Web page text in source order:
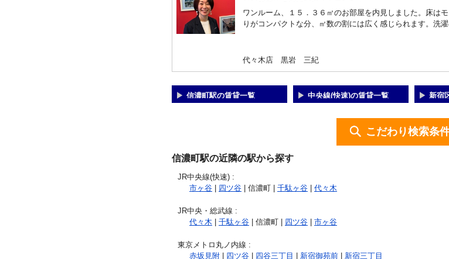
ワンルーム、１５．３６㎡のお部屋を内見しました。床は
りがコンパクトな分、㎡数の割には広く感じられます。洗
代々木店 黒岩 三紀
信濃町駅の賃貸一覧 中央線(快速)の賃貸一覧 新宿
こだわり検索条
信濃町駅の近隣の駅から探す
JR中央線(快速) :
市ヶ谷
四ツ谷 | 信濃町 | 千駄ヶ谷 代々木
JR中央・総武線 :
代々木
千駄ヶ谷 | 信濃町 | 四ツ谷 市ヶ谷
東京メトロ丸ノ内線 :
赤坂見附
四ツ谷 四谷三丁目 新宿御苑前 新宿三丁目